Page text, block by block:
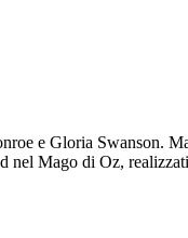
e Gloria Swanson.
Mago di Oz,